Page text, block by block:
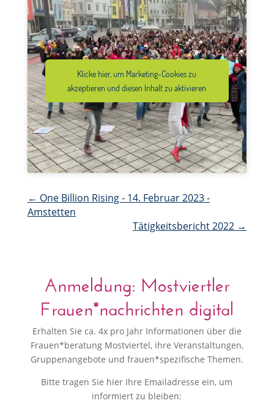
Klicke hier, um Marketing-Cookies zu
akzeptieren und diesen Inhalt zu aktivieren
← One Billion Rising - 14. Februar 2023 -
Amstetten
Tätigkeitsbericht 2022 →
Anmeldung: Mostviertler
Frauen*nachrichten digital
Erhalten Sie ca. 4x pro Jahr Informationen über die
Frauen*beratung Mostviertel, ihre Veranstaltungen,
Gruppenangebote und frauen*spezifische Themen.
Bitte tragen Sie hier Ihre Emailadresse ein, um
informiert zu bleiben: